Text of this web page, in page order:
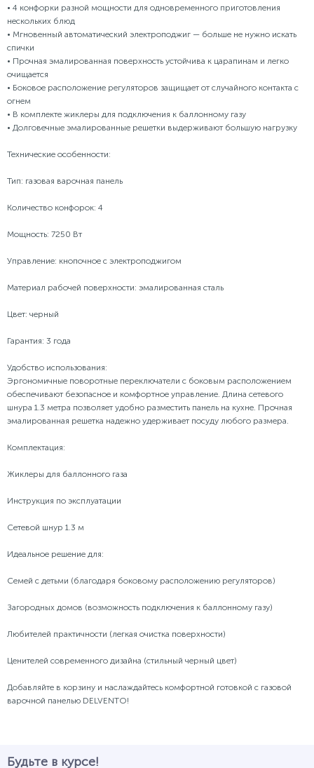
• 4 конфорки разной мощности для одновременного приготовления
нескольких блюд
• Мгновенный автоматический электроподжиг — больше не нужно искать
спички
• Прочная эмалированная поверхность устойчива к царапинам и легко
очищается
• Боковое расположение регуляторов защищает от случайного контакта с
огнем
• В комплекте жиклеры для подключения к баллонному газу
• Долговечные эмалированные решетки выдерживают большую нагрузку
Технические особенности:
Тип: газовая варочная панель
Количество конфорок: 4
Мощность: 7250 Вт
Управление: кнопочное с электроподжигом
Материал рабочей поверхности: эмалированная сталь
Цвет: черный
Гарантия: 3 года
Удобство использования:
Эргономичные поворотные переключатели с боковым расположением
обеспечивают безопасное и комфортное управление. Длина сетевого
шнура 1.3 метра позволяет удобно разместить панель на кухне. Прочная
эмалированная решетка надежно удерживает посуду любого размера.
Комплектация:
Жиклеры для баллонного газа
Инструкция по эксплуатации
Сетевой шнур 1.3 м
Идеальное решение для:
Семей с детьми (благодаря боковому расположению регуляторов)
Загородных домов (возможность подключения к баллонному газу)
Любителей практичности (легкая очистка поверхности)
Ценителей современного дизайна (стильный черный цвет)
Добавляйте в корзину и наслаждайтесь комфортной готовкой с газовой
варочной панелью DELVENTO!
Будьте в курсе!